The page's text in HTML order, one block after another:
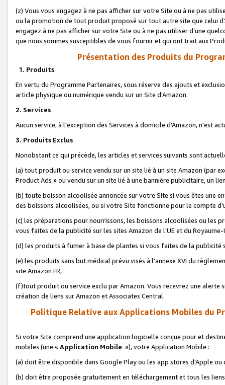
(z) Vous vous engagez à ne pas afficher sur votre Site ou à ne pas
ou la promotion de tout produit proposé sur tout autre site que celui
engagez à ne pas afficher sur votre Site ou à ne pas utiliser d’une
que nous sommes susceptibles de vous fournir et qui ont trait aux
Présentation des Produits du
1. Produits
En vertu du Programme Partenaires, sous réserve des ajouts et
article physique ou numérique vendu sur un Site d'Amazon.
2. Services
Aucun service, à l'exception des Services à domicile d'Amazon, n'est
3. Produits Exclus
Nonobstant ce qui précède, les articles et services suivants sont
(a) tout produit ou service vendu sur un site lié à un site Amazon (par
Product Ads » ou vendu sur un site lié à une bannière publicitaire, un
(b) toute boisson alcoolisée annoncée sur votre Site si vous êtes une
des boissons alcoolisées, ou si votre Site fonctionne pour le compte
(c) les préparations pour nourrissons, les boissons alcoolisées ou les
vous faites de la publicité sur les sites Amazon de l'UE et du Royaume-
(d) les produits à fumer à base de plantes si vous faites de la publicité
(e) les produits sans but médical prévu visés à l'annexe XVI du
site Amazon FR,
(f)tout produit ou service exclu par Amazon. Vous recevrez une alerte
création de liens sur Amazon et Associates Central.
Politique Relative aux Applications Mobiles du
Si votre Site comprend une application logicielle conçue pour et
mobiles (une « Application Mobile »), votre Application Mobile :
(a) doit être disponible dans Google Play ou les app stores d'Apple ou
(b) doit être proposée gratuitement en téléchargement et tous les